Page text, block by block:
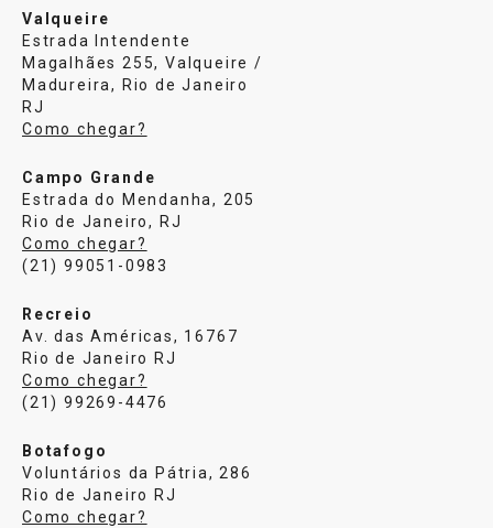
Valqueire
Estrada Intendente
Magalhães 255, Valqueire /
Madureira, Rio de Janeiro
RJ
Como chegar?
Campo Grande
Estrada do Mendanha, 205
Rio de Janeiro, RJ
Como chegar?
(21) 99051-0983
Recreio
Av. das Américas, 16767
Rio de Janeiro RJ
Como chegar?
(21) 99269-4476
Botafogo
Voluntários da Pátria, 286
Rio de Janeiro RJ
Como chegar?